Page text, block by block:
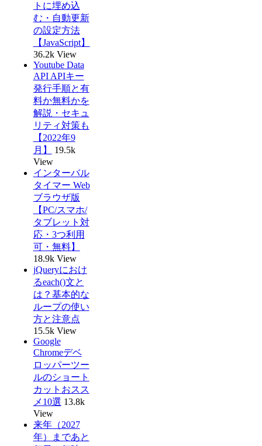
トに埋め込
む・自動更新
の設定方法
【JavaScript】
36.2k View
Youtube Data
API APIキー
発行手順と有
料か無料かを
解説・セキュ
リティ対策も
【2022年9
月】
19.5k
View
インターバル
タイマー Web
ブラウザ版
【PC/スマホ/
タブレット対
応・3つ利用
可・無料】
18.9k View
jQueryにおけ
るeach()文と
は？基本的な
ループの使い
方と注意点
15.5k View
Google
Chromeデベ
ロッパーツー
ルのショート
カットおスス
メ10選 13.8k
View
来年（2027
年）まであと